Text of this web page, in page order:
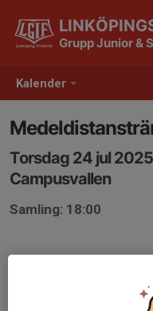
Kalender
Grupp Junior &
Torsdag 24 jul
Campusvallen
Samling: 18:00